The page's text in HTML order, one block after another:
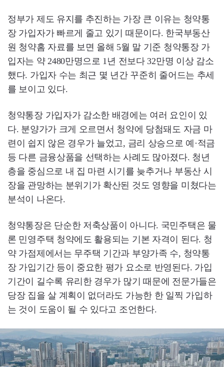
정부가 제도 유지를 추진하는 가장 큰 이유는 청약통
장 가입자가 빠르게 줄고 있기 때문이다. 한국부동산
원 청약홈 자료를 보면 올해 5월 말 기준 청약통장 가
입자는 약 2480만명으로 1년 전보다 32만명 이상 감소
했다. 가입자 수는 최근 몇 년간 꾸준히 줄어드는 추세
를 보이고 있다.
청약통장 가입자가 감소한 배경에는 여러 요인이 있
다. 분양가가 크게 오르면서 청약에 당첨돼도 자금 마
련이 쉽지 않은 경우가 늘었고, 금리 상승으로 예·적금
등 다른 금융상품을 선택하는 사례도 많아졌다. 청년
층을 중심으로 내 집 마련 시기를 늦추거나 부동산 시
장을 관망하는 분위기가 확산된 것도 영향을 미쳤다는
분석이 나온다.
청약통장은 단순한 저축상품이 아니다. 국민주택은 물
론 민영주택 청약에도 활용되는 기본 자격이 된다. 청
약 가점제에서는 무주택 기간과 부양가족 수, 청약통
장 가입기간 등이 중요한 평가 요소로 반영된다. 가입
기간이 길수록 유리한 경우가 많기 때문에 전문가들은
당장 집을 살 계획이 없더라도 가능한 한 일찍 가입하
는 것이 도움이 될 수 있다고 조언한다.